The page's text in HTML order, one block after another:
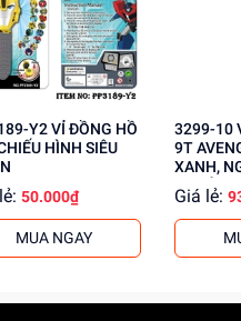
hợp tay mắt
Liên hệ ngay để biết
VỈ ĐỒNG HỒ
HÌNH SIÊU
50.000₫
MUA NGAY
3299-10 VỈ SIÊU NHÂN
9T
XANH,
NGƯỜI
Giá lẻ: